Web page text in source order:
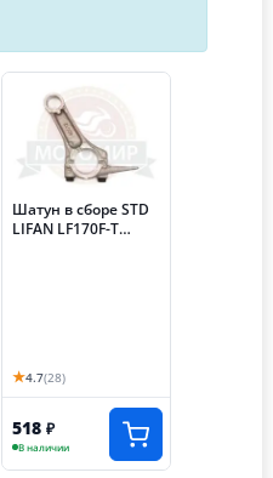
Шатун в сборе STD
LIFAN LF170F-T
★4.7(28)
518 ₽
В наличии